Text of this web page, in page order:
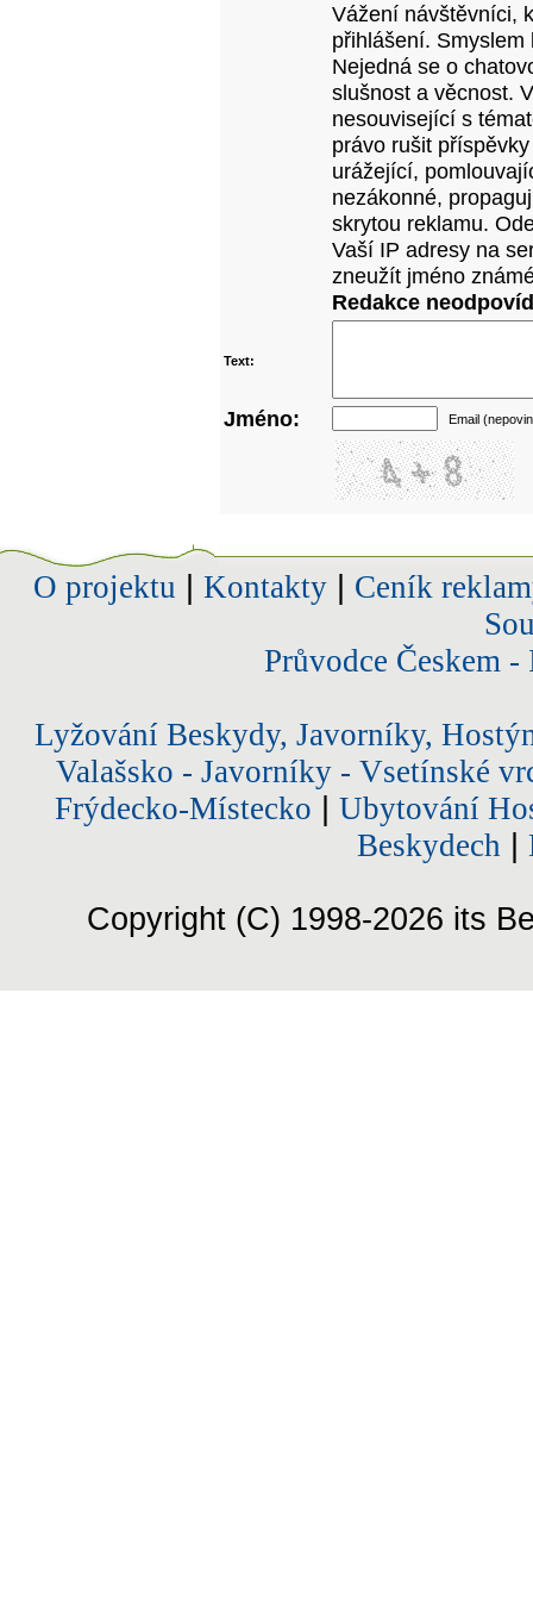
Vážení návštěvníci,
přihlášení.
Nejedná se o
slušnost a věcnost.
nesouvisející s
právo rušit
urážející,
nezákonné,
skrytou reklamu.
Vaší IP adresy na
zneužít jméno
Redakce
Text:
Jméno: Email
O projektu Kontakty| Ceník
Průvodce Českem
Lyžování Beskydy, Javorníky,
Valašsko - Javorníky - Vsetínské
Frýdecko-Místecko
Ubytování
Beskydech
Copyright (C) 1998-2026 its